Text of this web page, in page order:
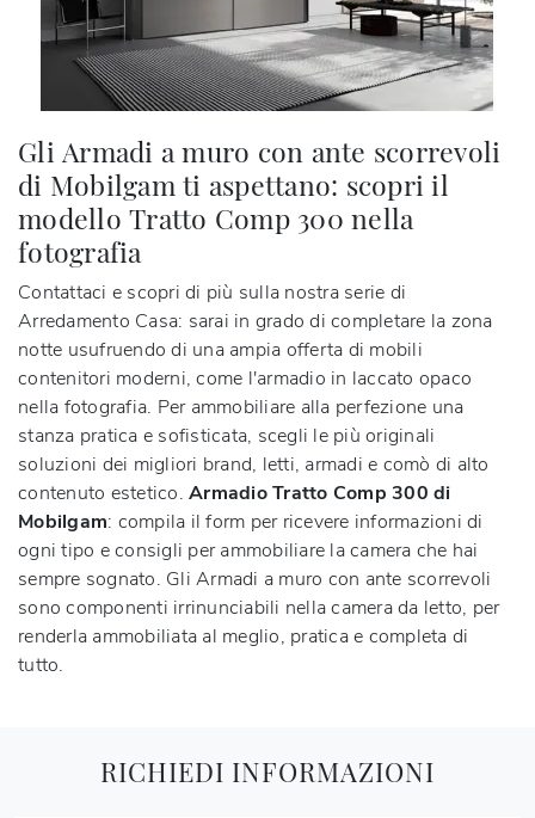
Gli Armadi a muro con ante scorrevoli
di Mobilgam ti aspettano: scopri il
modello Tratto Comp 300 nella
fotografia
Contattaci e scopri di più sulla nostra serie di
Arredamento Casa: sarai in grado di completare la zona
notte usufruendo di una ampia offerta di mobili
contenitori moderni, come l'armadio in laccato opaco
nella fotografia. Per ammobiliare alla perfezione una
stanza pratica e sofisticata, scegli le più originali
soluzioni dei migliori brand, letti, armadi e comò di alto
contenuto estetico. Armadio Tratto Comp 300 di
Mobilgam: compila il form per ricevere informazioni di
ogni tipo e consigli per ammobiliare la camera che hai
sempre sognato. Gli Armadi a muro con ante scorrevoli
sono componenti irrinunciabili nella camera da letto, per
renderla ammobiliata al meglio, pratica e completa di
tutto.
RICHIEDI INFORMAZIONI